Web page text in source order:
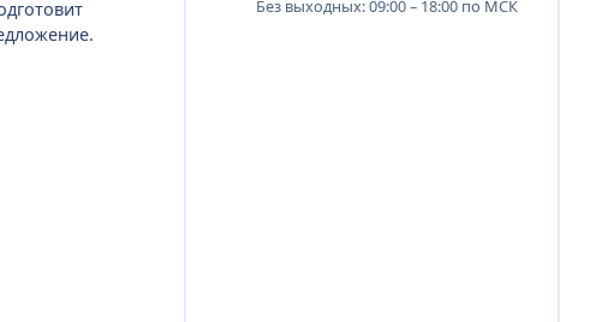
Без выходных: 09:00 – 18:00 по МСК